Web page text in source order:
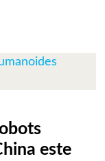
este